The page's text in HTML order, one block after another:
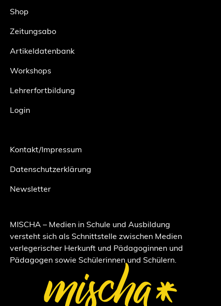
Shop
Zeitungsabo
Artikeldatenbank
Workshops
Lehrerfortbildung
Login
Kontakt/Impressum
Datenschutzerklärung
Newsletter
MISCHA – Medien in Schule und Ausbildung
versteht sich als Schnittstelle zwischen Medien
verlegerischer Herkunft und Pädagoginnen und
Pädagogen sowie Schülerinnen und Schülern.